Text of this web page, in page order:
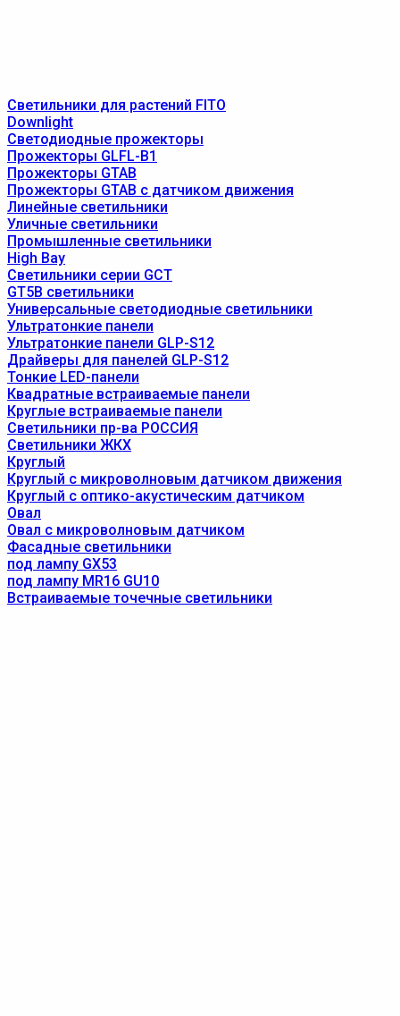
Светильники для растений FITO
Downlight
Светодиодные прожекторы
Прожекторы GLFL-B1
Прожекторы GTAB
Прожекторы GTAB с датчиком движения
Линейные светильники
Уличные светильники
Промышленные светильники
High Bay
Светильники серии GCT
GT5B светильники
Универсальные светодиодные светильники
Ультратонкие панели
Ультратонкие панели GLP-S12
Драйверы для панелей GLP-S12
Тонкие LED-панели
Квадратные встраиваемые панели
Круглые встраиваемые панели
Светильники пр-ва РОССИЯ
Светильники ЖКХ
Круглый
Круглый с микроволновым датчиком движения
Круглый с оптико-акустическим датчиком
Овал
Овал с микроволновым датчиком
Фасадные светильники
под лампу GX53
под лампу MR16 GU10
Встраиваемые точечные светильники